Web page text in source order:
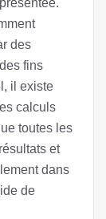
des
fins
il existe
calculs
toutes les
et
dans
de